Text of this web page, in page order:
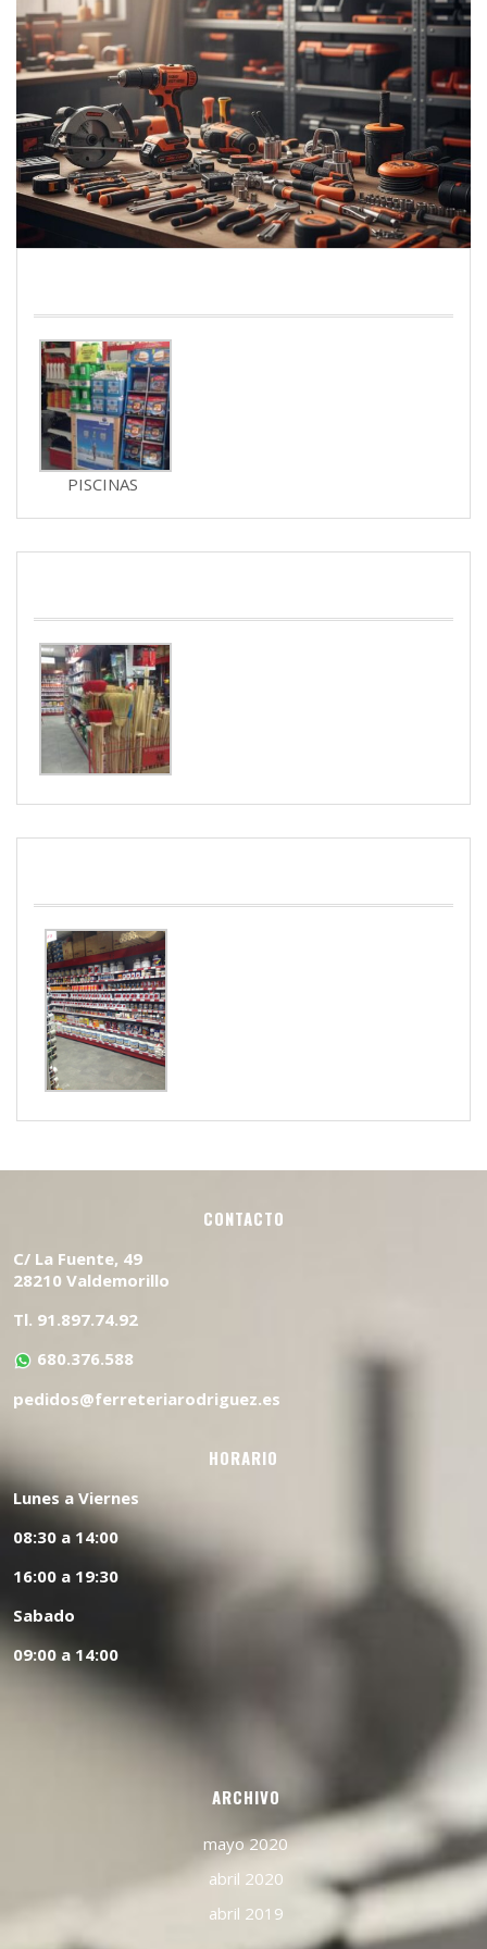
PISCINAS
CONTACTO
C/ La Fuente, 49
28210 Valdemorillo
Tl. 91.897.74.92
680.376.588
pedidos@ferreteriarodriguez.es
HORARIO
Lunes a Viernes
08:30 a 14:00
16:00 a 19:30
Sabado
09:00 a 14:00
ARCHIVO
mayo 2020
abril 2020
abril 2019